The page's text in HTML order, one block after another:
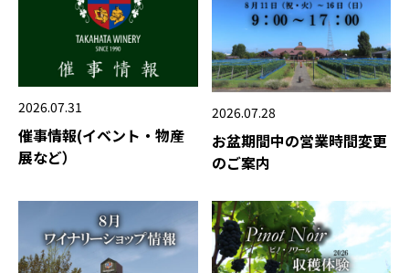
2026.07.31
催事情報(イベント・物産
展など）
2026.07.28
お盆期間中の営業時間変更
のご案内